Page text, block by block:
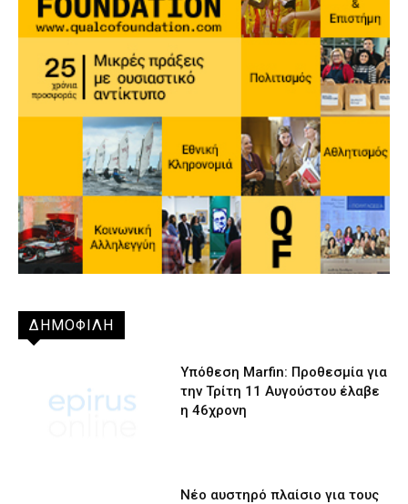
ΔΗΜΟΦΙΛΗ
Υπόθεση Marfin: Προθεσμία για
την Τρίτη 11 Αυγούστου έλαβε
η 46χρονη
Νέο αυστηρό πλαίσιο για τους